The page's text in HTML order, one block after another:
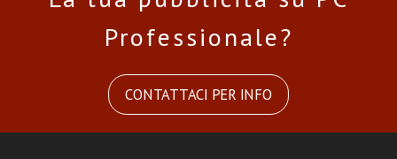
Professionale?
CONTATTACI PER INFO